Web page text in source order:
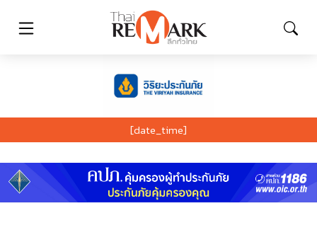
[date_time]